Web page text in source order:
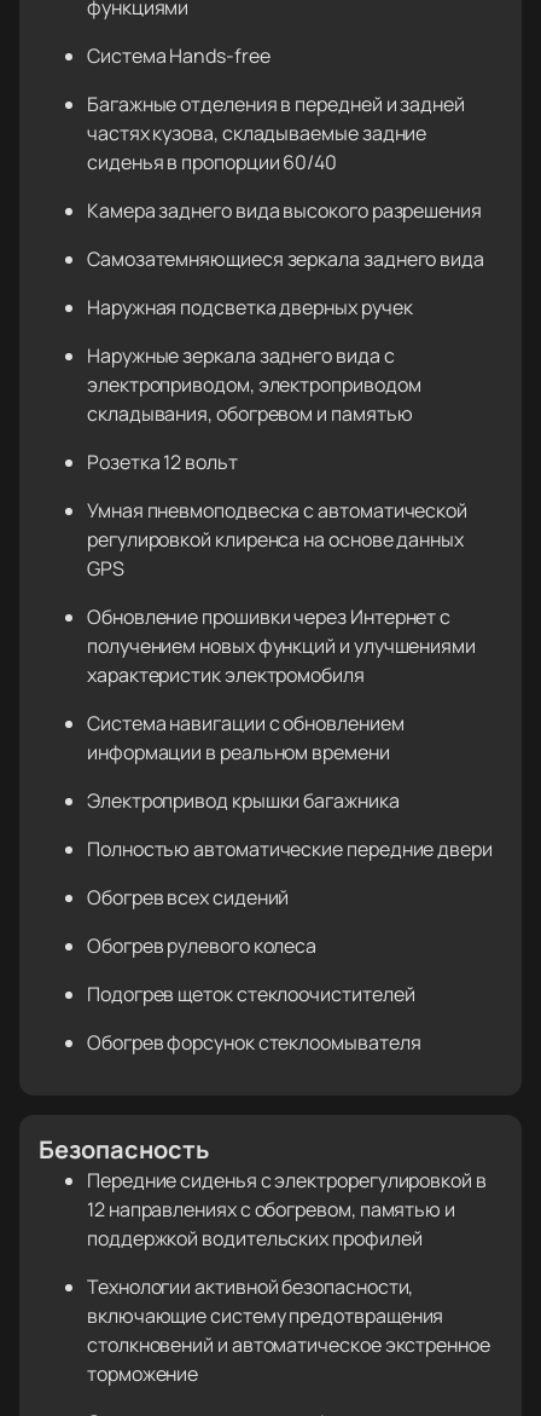
функциями
Система Hands-free
Багажные отделения в передней и задней
частях кузова, складываемые задние
сиденья в пропорции 60/40
Камера заднего вида высокого разрешения
Самозатемняющиеся зеркала заднего вида
Наружная подсветка дверных ручек
Наружные зеркала заднего вида с
электроприводом, электроприводом
складывания, обогревом и памятью
Розетка 12 вольт
Умная пневмоподвеска с автоматической
регулировкой клиренса на основе данных
GPS
Обновление прошивки через Интернет с
получением новых функций и улучшениями
характеристик электромобиля
Система навигации с обновлением
информации в реальном времени
Электропривод крышки багажника
Полностью автоматические передние двери
Обогрев всех сидений
Обогрев рулевого колеса
Подогрев щеток стеклоочистителей
Обогрев форсунок стеклоомывателя
Безопасность
Передние сиденья с электрорегулировкой в
12 направлениях с обогревом, памятью и
поддержкой водительских профилей
Технологии активной безопасности,
включающие систему предотвращения
столкновений и автоматическое экстренное
торможение